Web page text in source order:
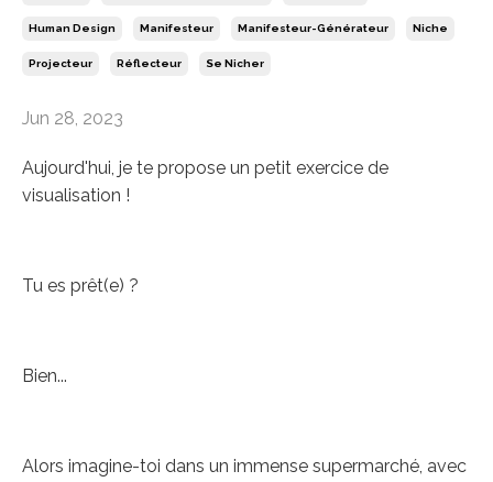
Human Design Manifesteur Manifesteur-Générateur Niche
Projecteur Réflecteur Se Nicher
Jun 28, 2023
Aujourd'hui, je te propose un petit exercice de
visualisation !
Tu es prêt(e) ?
Bien...
Alors imagine-toi dans un immense supermarché, avec